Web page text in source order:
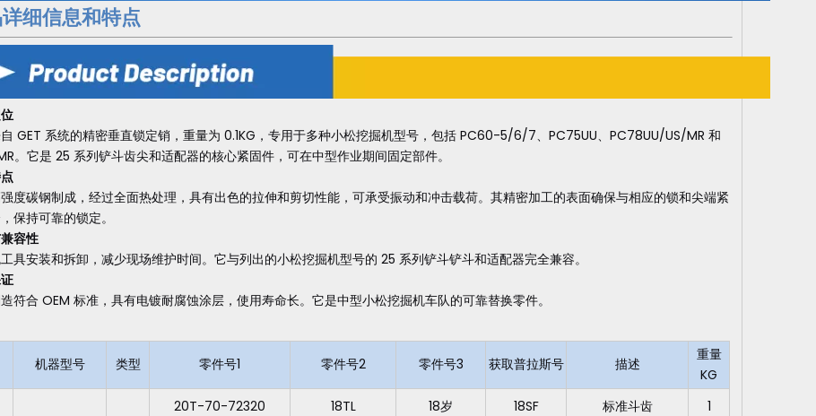
细信息和特点
GET 系统的精密垂直锁定销，重量为 0.1KG，专用于多种小松挖掘机型号，包括 PC60-5/6/7、PC75UU、PC78UU/US/MR 和
。它是 25 系列铲斗齿尖和适配器的核心紧固件，可在中型作业期间固定部件。
度碳钢制成，经过全面热处理，具有出色的拉伸和剪切性能，可承受振动和冲击载荷。其精密加工的表面确保与相应的锁和尖端紧
保持可靠的锁定。
容性
具安装和拆卸，减少现场维护时间。它与列出的小松挖掘机型号的 25 系列铲斗铲斗和适配器完全兼容。
符合 OEM 标准，具有电镀耐腐蚀涂层，使用寿命长。它是中型小松挖掘机车队的可靠替换零件。
机器型号 类型 零件号1 零件号2 零件号3 获取普拉斯号 描述
重量
KG
20T-70-72320 18TL 18岁 18SF 标准斗齿
1